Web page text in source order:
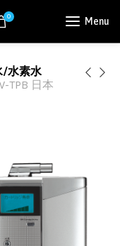
0 Menu
/水素水
TPB 日本